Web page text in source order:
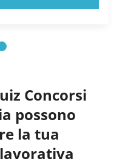
Concorsi
possono
la tua